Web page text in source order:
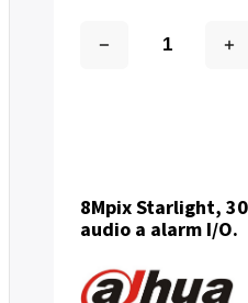
8Mpix Starlight,
audio a alarm I/O.